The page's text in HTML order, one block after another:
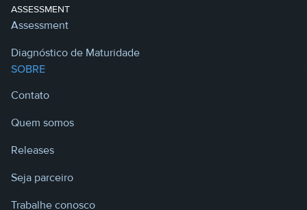
ASSESSMENT
Assessment
Diagnóstico de Maturidade
SOBRE
Contato
Quem somos
Releases
Seja parceiro
Trabalhe conosco